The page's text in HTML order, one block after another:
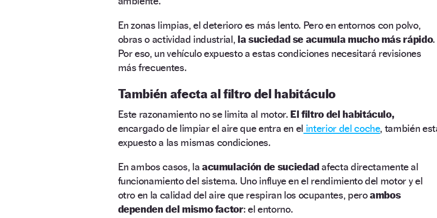
En zonas limpias, el deterioro es más lento. Pero en entornos con polvo,
obras o actividad industrial, la suciedad se acumula mucho más rápido.
Por eso, un vehículo expuesto a estas condiciones necesitará revisiones
más frecuentes.
También afecta al filtro del habitáculo
Este razonamiento no se limita al motor. El filtro del habitáculo,
encargado de limpiar el aire que entra en el interior del coche, también
expuesto a las mismas condiciones.
En ambos casos, la acumulación de suciedadafecta directamente al
funcionamiento del sistema. Uno influye en el rendimiento del motor y el
otro en la calidad del aire que respiran los ocupantes, peroambos
dependen del mismo factor: el entorno.